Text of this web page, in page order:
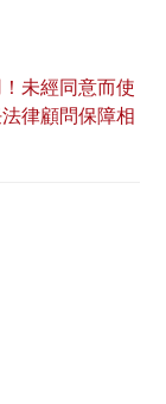
未經同意而使
律顧問保障相